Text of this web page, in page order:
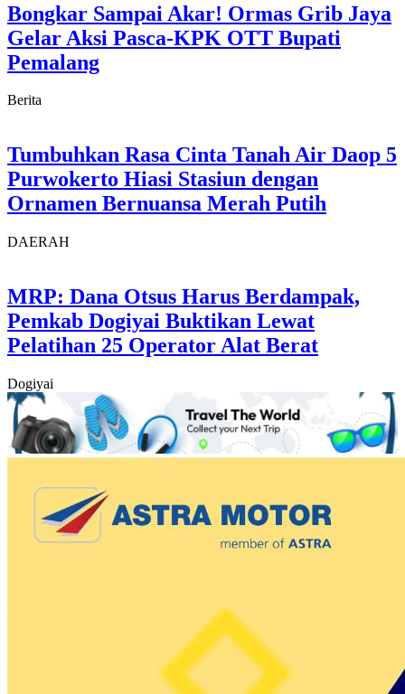
Bongkar Sampai Akar! Ormas Grib Jaya
Gelar Aksi Pasca-KPK OTT Bupati
Pemalang
Berita
Tumbuhkan Rasa Cinta Tanah Air Daop 5
Purwokerto Hiasi Stasiun dengan
Ornamen Bernuansa Merah Putih
DAERAH
MRP: Dana Otsus Harus Berdampak,
Pemkab Dogiyai Buktikan Lewat
Pelatihan 25 Operator Alat Berat
Dogiyai